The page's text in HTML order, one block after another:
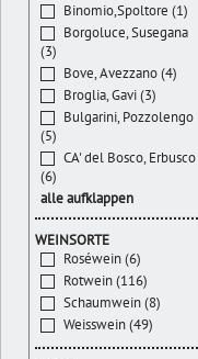
Binomio,Spoltore (1)
Borgoluce, Susegana
(3)
Bove, Avezzano (4)
Broglia, Gavi (3)
Bulgarini, Pozzolengo
(5)
CA' del Bosco, Erbusco
(6)
alle aufklappen
WEINSORTE
Roséwein (6)
Rotwein (116)
Schaumwein (8)
Weisswein (49)